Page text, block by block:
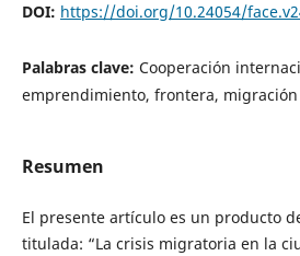
DOI: https://doi.org/10.24054/
Palabras clave: Cooperación
emprendimiento, frontera, migración
Resumen
El presente artículo es un producto
titulada: “La crisis migratoria en la